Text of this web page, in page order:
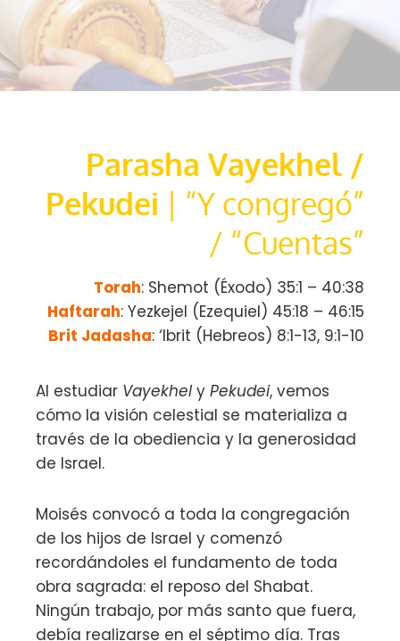
Parasha Vayekhel /
Pekudei | “Y congregó”
/ “Cuentas”
Torah: Shemot (Éxodo) 35:1 – 40:38
Haftarah: Yezkejel (Ezequiel) 45:18 – 46:15
Brit Jadasha: ‘Ibrit (Hebreos) 8:1-13, 9:1-10
Al estudiar Vayekhely Pekudei, vemos
cómo la visión celestial se materializa a
través de la obediencia y la generosidad
de Israel.
Moisés convocó a toda la congregación
de los hijos de Israel y comenzó
recordándoles el fundamento de toda
obra sagrada: el reposo del Shabat.
Ningún trabajo, por más santo que fuera,
debía realizarse en el séptimo día. Tras